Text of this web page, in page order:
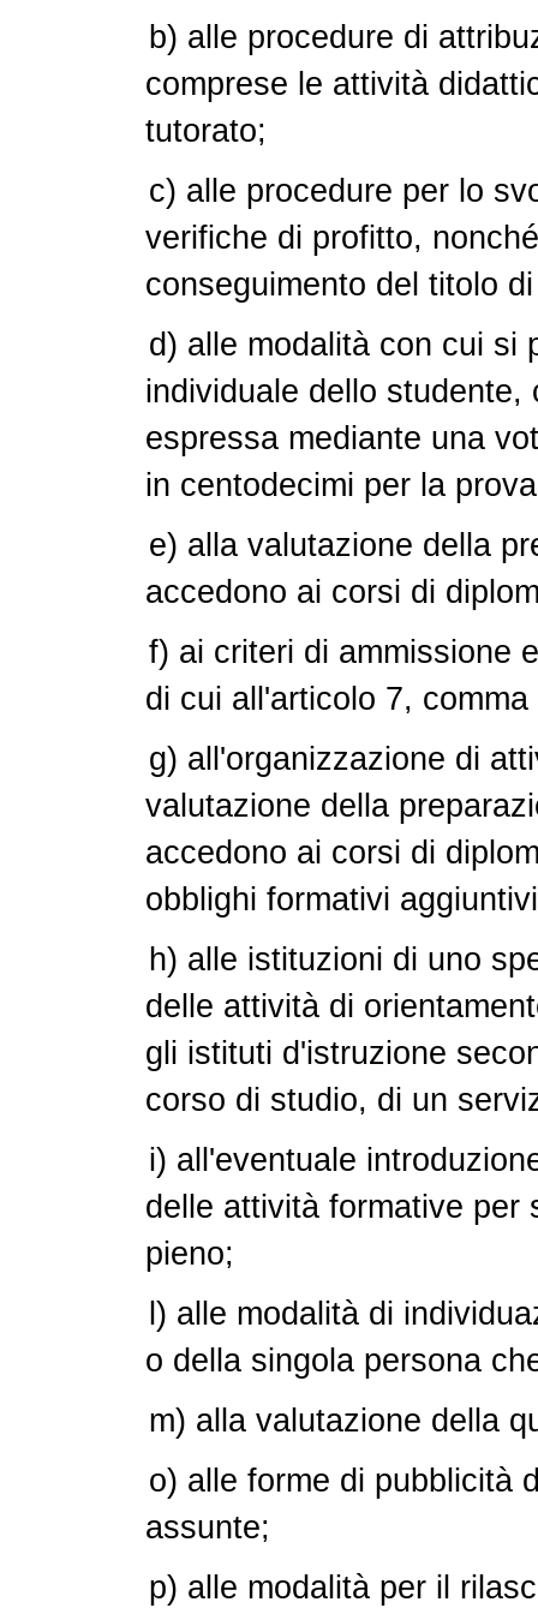
b) alle procedure di
comprese le attività
tutorato;
c) alle procedure per lo
verifiche di profitto,
conseguimento del titolo
d) alle modalità con cui si
individuale dello
espressa mediante una
in centodecimi per la
e) alla valutazione della
accedono ai corsi di
f) ai criteri di ammissione
di cui all'articolo 7, comma
g) all'organizzazione di
valutazione della
accedono ai corsi di
obblighi formativi
h) alle istituzioni di uno
delle attività di
gli istituti d'istruzione
corso di studio, di un
i) all'eventuale
delle attività formative per
pieno;
l) alle modalità di
o della singola persona
m) alla valutazione della
o) alle forme di pubblicità
assunte;
p) alle modalità per il